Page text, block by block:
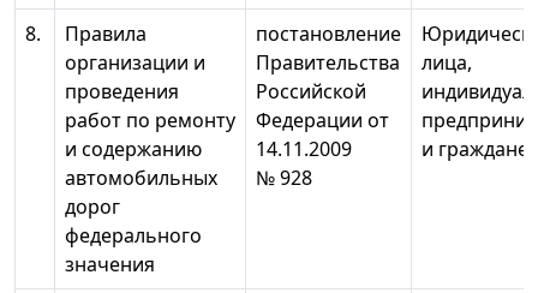
8.
Правила
организации и
проведения
работ по ремонту
и содержанию
автомобильных
дорог
федерального
значения
постановление
Правительства
Российской
Федерации от
14.11.2009
№ 928
лица,
и граждане